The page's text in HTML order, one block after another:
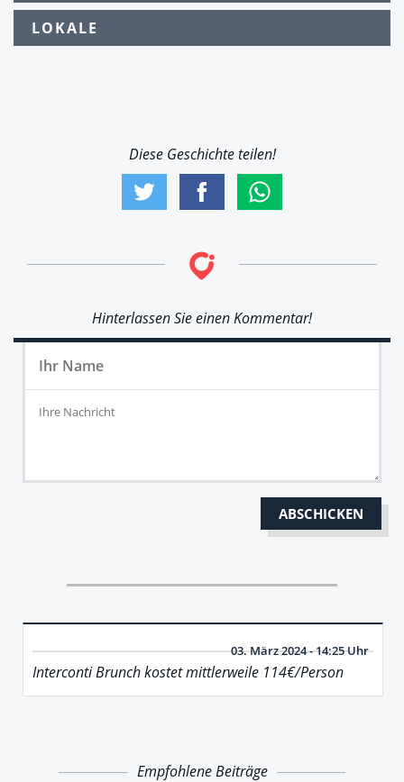
LOKALE
Diese Geschichte teilen!
Hinterlassen Sie einen Kommentar!
03. März 2024 - 14:25 Uhr
Interconti Brunch kostet mittlerweile 114€/Person
Empfohlene Beiträge